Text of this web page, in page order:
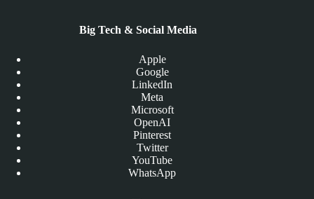
Big Tech & Social Media
Apple
Google
LinkedIn
Meta
Microsoft
OpenAI
Pinterest
Twitter
YouTube
WhatsApp